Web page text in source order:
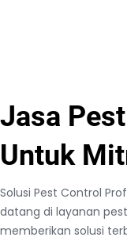
Jasa
Untuk
Solusi Pest Control
datang di layanan
memberikan solusi